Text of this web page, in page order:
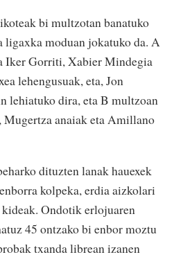
bi multzotan banatuko
ligaxka moduan jokatuko da. A
Iker Gorriti, Xabier Mindegia
lehengusuak, eta, Jon
lehiatuko dira, eta B multzoan
anaiak eta Amillano
dituzten lanak hauexek
kolpeka, erdia aizkolari
Ondotik erlojuaren
45 ontzako bi enbor moztu
txanda librean izanen